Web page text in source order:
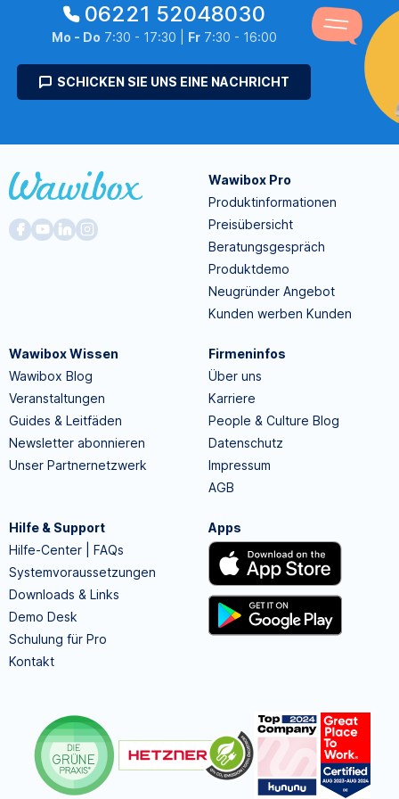
06221 52048030
Mo - Do 7:30 - 17:30 | Fr7:30 - 16:00
SCHICKEN SIE UNS EINE NACHRICHT
Wawibox Pro
Produktinformationen
Preisübersicht
Beratungsgespräch
Produktdemo
Neugründer Angebot
Kunden werben Kunden
Wawibox Wissen
Wawibox Blog
Veranstaltungen
Guides & Leitfäden
Newsletter abonnieren
Unser Partnernetzwerk
Firmeninfos
Über uns
Karriere
People & Culture Blog
Datenschutz
Impressum
AGB
Hilfe & Support
Hilfe-Center | FAQs
Systemvoraussetzungen
Downloads & Links
Demo Desk
Schulung für Pro
Kontakt
Apps